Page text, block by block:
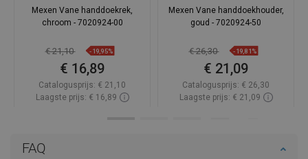
FAQ
Mexen Vane handdoekrek,
chroom - 7020924-00
€ 21,10 -19,95%
€ 16,89
Catalogusprijs: € 21,10
Laagste prijs: € 16,89
Mexen Vane handdoekhouder,
goud - 7020924-50
€ 26,30 -19,81%
€ 21,09
Catalogusprijs: € 26,30
Laagste prijs: € 21,09